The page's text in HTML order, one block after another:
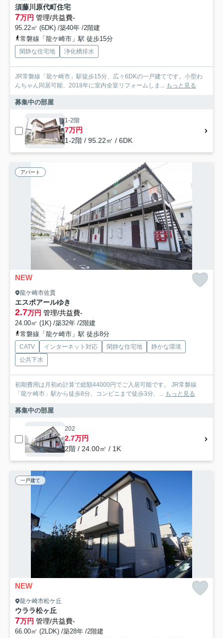
須藤川原代町住宅
7万円 管理/共益費-
95.22㎡ (6DK) /築40年 /2階建
常磐線「龍ケ崎市」駅 徒歩15分
閑静な住宅地 浄化槽排水
JR常磐線「龍ケ崎市」駅徒歩15分、広々6DKの一戸建てです。小型わ
んちゃん同居可能、2018年に室内全室リフォームしま... もっと見る
募集中の部屋
1-2階
7万円
1-2階 / 95.22㎡ / 6DK
アパート
NEW
龍ケ崎市佐貫
エスポアールゆき
2.7万円 管理/共益費-
24.00㎡ (1K) /築32年 /2階建
常磐線「龍ケ崎市」駅 徒歩8分
CATV インターネット対応 閑静な住宅地
静かな環境
公共下水
初期費用は月初め計算で総額44000円でご入居可能です。 JR常磐線
「龍ケ崎市」駅から徒歩8分、コンビニまで徒歩3分、... もっと見る
募集中の部屋
202
2.7万円
2階 / 24.00㎡ / 1K
一戸建て
NEW
龍ケ崎市松ケ丘
ウララ松ヶ丘
7万円 管理/共益費-
66.00㎡ (2LDK) /築28年 /2階建